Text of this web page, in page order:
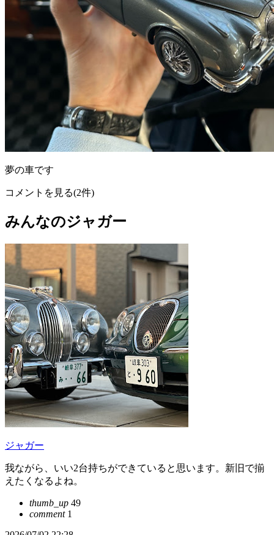
夢の車です
コメントを見る(2件)
みんなのジャガー
ジャガー
我ながら、いい2台持ちができていると思います。新旧で揃
えたくなるよね。
thumb_up 49
comment1